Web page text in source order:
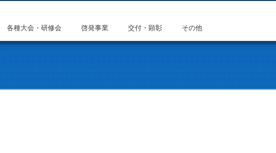
各種大会・研修会 啓発事業 交付・顕彰 その他